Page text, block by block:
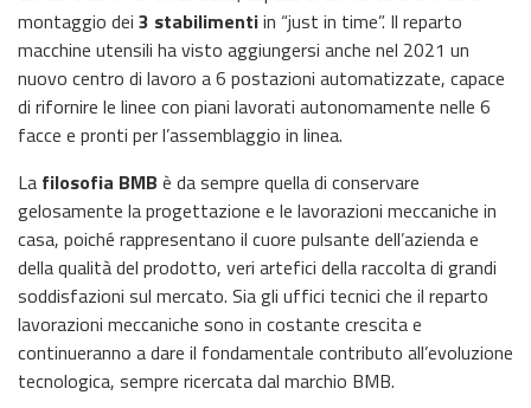
montaggio dei 3 stabilimentiin “just in time”. Il reparto
macchine utensili ha visto aggiungersi anche nel 2021 un
nuovo centro di lavoro a 6 postazioni automatizzate, capace
di rifornire le linee con piani lavorati autonomamente nelle 6
facce e pronti per l’assemblaggio in linea.
La filosofia BMB è da sempre quella di conservare
gelosamente la progettazione e le lavorazioni meccaniche in
casa, poiché rappresentano il cuore pulsante dell’azienda e
della qualità del prodotto, veri artefici della raccolta di grandi
soddisfazioni sul mercato. Sia gli uffici tecnici che il reparto
lavorazioni meccaniche sono in costante crescita e
continueranno a dare il fondamentale contributo all’evoluzione
tecnologica, sempre ricercata dal marchio BMB.